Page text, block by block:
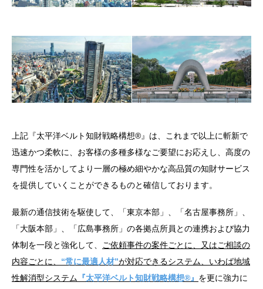
上記『太平洋ベルト知財戦略構想®』は、これまで以上に斬新で
迅速かつ柔軟に、お客様の多種多様なご要望にお応えし、高度の
専門性を活かしてより一層の極め細やかな高品質の知財サービス
を提供していくことができるものと確信しております。
最新の通信技術を駆使して、「東京本部」、「名古屋事務所」、
「大阪本部」、「広島事務所」の各拠点所員との連携および協力
体制を一段と強化して、 ご依頼事件の案件ごとに、又はご相談の
内容ごとに、 “常に最適人材”が対応できるシステム、いわば地域
性解消型システム 『太平洋ベルト知財戦略構想®』 を更に強力に